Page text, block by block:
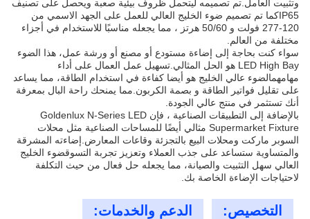
وتثبيت العامل.تم تصميمه ليتحمل ظروف بيئية صعبة ويحصل على تصنيف
IP65كما تم تصميم ضوء الخليج العالي للعمل على الجهد الاسمي من
120-277 فولت و 50/60 هرتز ، مما يجعله مناسبًا للاستخدام في أجزاء
مختلفة من العالم.
سواء كنت بحاجة إلى إضاءة مستودع أو مصنع أو ورشة عمل، هذا الضوء
LED High Bay هو الحل المثالي.تسهيل عمل العمال على أداء
مهامهمالضوء عالي الخليج هو أيضا كفاءة في استخدام الطاقة، مما يساعد
على تقليل فواتير الطاقة و بصمة الكربون.مما يمنحك راحة البال بمعرفة
أنك تستثمر في منتج عالي الجودة.
بالإضافة إلى التطبيقات الصناعية ، فإن Goldenlux N-Series LED
Supermarket Fixture مثالي أيضًا للمساحات الصناعية مثل محلات
السوبر ماركت ومحلات البيع بالتجزئة وقاعات المعارض.إضاءته المشرقة
والمتساوية ستساعد على جذب العملاء وتعزيز تجربة التسوقضوء الخليج
العالي سهل التثبيت والصيانة، مما يجعله حل فعال من حيث التكلفة
لاحتياجات الإضاءة الخاصة بك.
التخصيص: الدعم والخدمات: